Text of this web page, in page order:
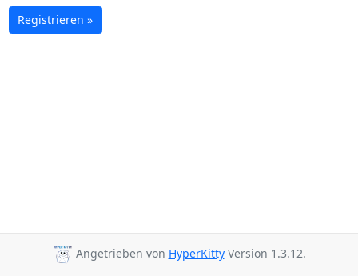
Registrieren »
Angetrieben von HyperKittyVersion 1.3.12.